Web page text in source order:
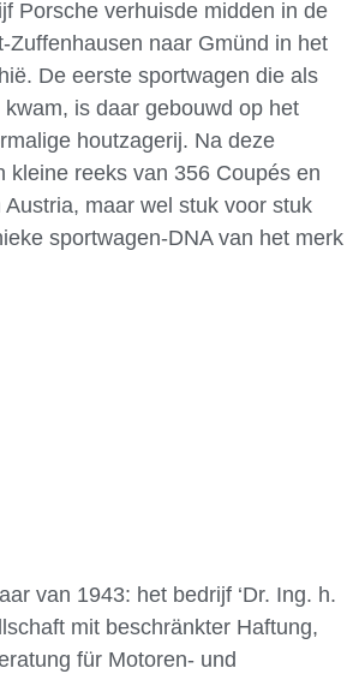
Porsche verhuisde midden in de
Zuffenhausen naar Gmünd in het
De eerste sportwagen die als
is daar gebouwd op het
houtzagerij. Na deze
kleine reeks van 356 Coupés en
maar wel stuk voor stuk
sportwagen-DNA van het merk
van 1943: het bedrijf ‘Dr. Ing. h.
mit beschränkter Haftung,
für Motoren- und